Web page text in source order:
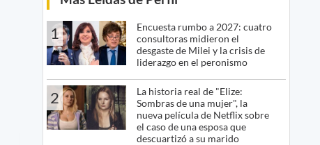
1
Encuesta rumbo a 2027: cuatro
consultoras midieron el
desgaste de Milei y la crisis de
liderazgo en el peronismo
2
La historia real de "Elize:
Sombras de una mujer", la
nueva película de Netflix sobre
el caso de una esposa que
descuartizó a su marido